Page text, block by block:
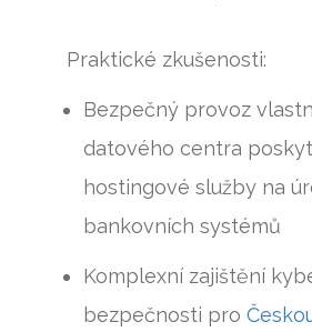
Praktické zkušenosti:
Bezpečný provoz
datového centra
hostingové služby na
bankovních systémů
Komplexní zajištění
bezpečnosti pro